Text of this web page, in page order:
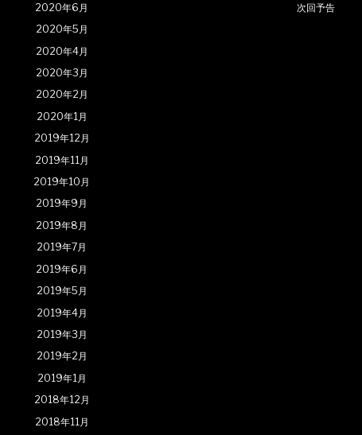
2020年6月
2020年5月
2020年4月
2020年3月
2020年2月
2020年1月
2019年12月
2019年11月
2019年10月
2019年9月
2019年8月
2019年7月
2019年6月
2019年5月
2019年4月
2019年3月
2019年2月
2019年1月
2018年12月
2018年11月
次回予告